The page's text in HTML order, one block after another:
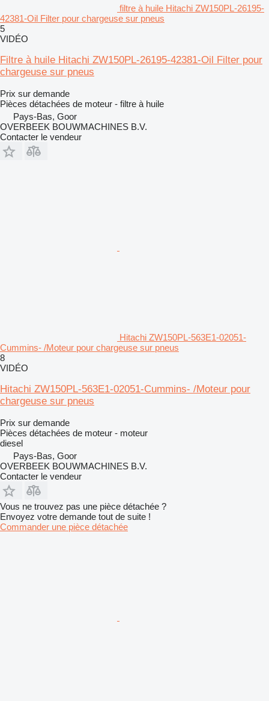
filtre à huile Hitachi ZW150PL-26195-
42381-Oil Filter pour chargeuse sur pneus
5
VIDÉO
Filtre à huile Hitachi ZW150PL-26195-42381-Oil Filter pour
chargeuse sur pneus
Prix sur demande
Pièces détachées de moteur - filtre à huile
Pays-Bas, Goor
OVERBEEK BOUWMACHINES B.V.
Contacter le vendeur
Hitachi ZW150PL-563E1-02051-
Cummins- /Moteur pour chargeuse sur pneus
8
VIDÉO
Hitachi ZW150PL-563E1-02051-Cummins- /Moteur pour
chargeuse sur pneus
Prix sur demande
Pièces détachées de moteur - moteur
diesel
Pays-Bas, Goor
OVERBEEK BOUWMACHINES B.V.
Contacter le vendeur
Vous ne trouvez pas une pièce détachée ?
Envoyez votre demande tout de suite !
Commander une pièce détachée